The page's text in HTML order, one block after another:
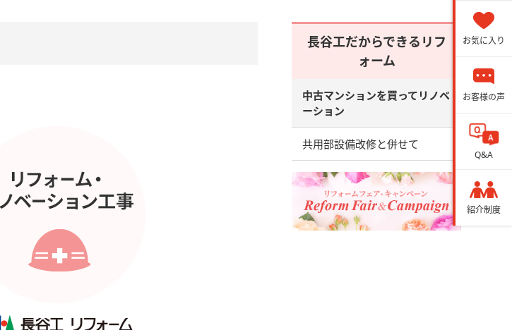
長谷工だからできるリフ
ォーム
中古マンションを買ってリノベ
ーション
共用部設備改修と併せて
お気に入り
お客様の声
Q&A
紹介制度